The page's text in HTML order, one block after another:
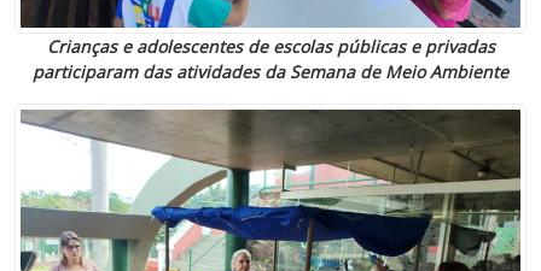
Crianças e adolescentes de escolas públicas e privadas
participaram das atividades da Semana de Meio Ambiente